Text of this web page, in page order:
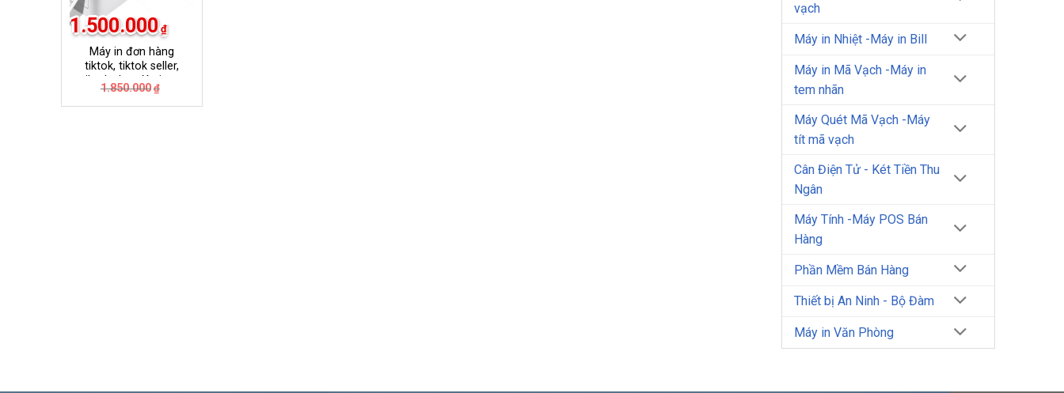
Máy in đơn hàng
tiktok, tiktok seller,
tiktok shop Xprinter
420B
1.850.000 ₫
là:
1.500.000 ₫
tại
vạch
Máy in Nhiệt -Máy in Bill
Máy in Mã Vạch -Máy in
tem nhãn
Máy Quét Mã Vạch -Máy
tít mã vạch
Cân Điện Tử - Két Tiền Thu
Ngân
Máy Tính -Máy POS Bán
Hàng
Phần Mềm Bán Hàng
Thiết bị An Ninh - Bộ Đàm
Máy in Văn Phòng